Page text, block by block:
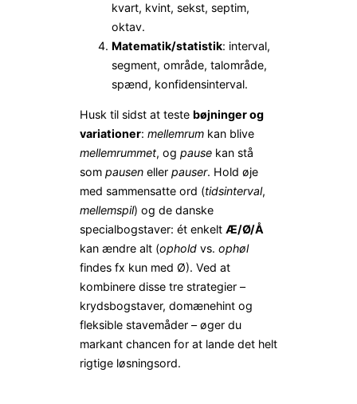
kvart, kvint, sekst, septim,
oktav.
Matematik/statistik: interval,
segment, område, talområde,
spænd, konfidensinterval.
Husk til sidst at teste bøjninger og
variationer: mellemrum kan blive
mellemrummet, og pause kan stå
som pausen eller pauser. Hold øje
med sammensatte ord (tidsinterval,
mellemspil) og de danske
specialbogstaver: ét enkelt Æ/Ø/Å
kan ændre alt (ophold vs. ophøl
findes fx kun med Ø). Ved at
kombinere disse tre strategier –
krydsbogstaver, domænehint og
fleksible stavemåder – øger du
markant chancen for at lande det helt
rigtige løsningsord.